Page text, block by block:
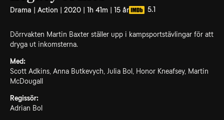
Drama | Action | 2020 | 1h 41m | 15 år 5.1
Dörrvakten Martin Baxter ställer upp i kampsportstävlingar för att
dryga ut inkomsterna.
Med:
Scott Adkins, Anna Butkevych, Julia Bol, Honor Kneafsey, Martin
McDougall
Regissör:
Adrian Bol